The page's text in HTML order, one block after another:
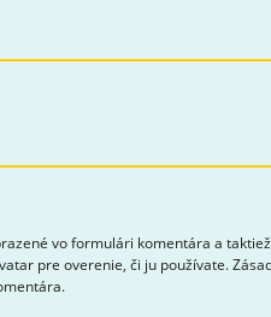
vo formulári komentára a
pre overenie, či ju používate.